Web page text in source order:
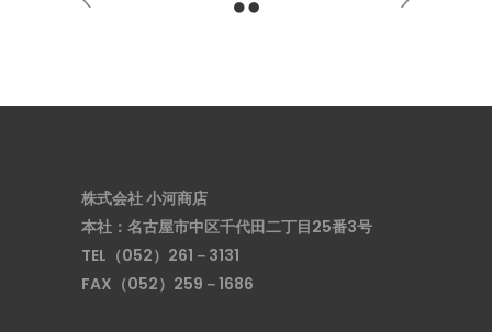
株式会社 小河商店
本社：名古屋市中区千代田二丁目25番3号
TEL（052）261－3131
FAX（052）259－1686